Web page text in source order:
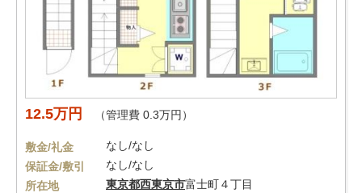
12.5万円 （管理費 0.3万円）
敷金/礼金
なし/なし
保証金/敷引
なし/なし
所在地
東京都西東京市富士町４丁目